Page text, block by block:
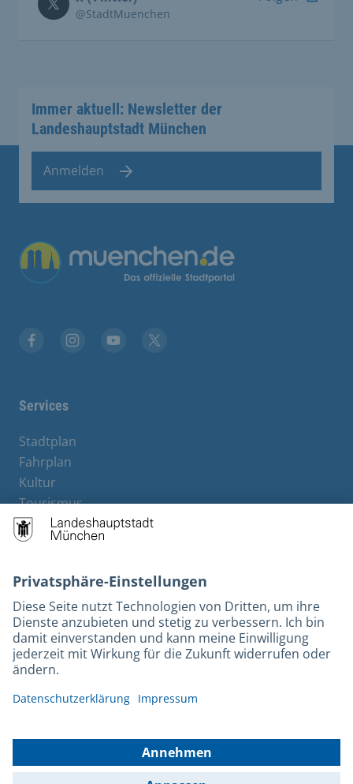
@StadtMuenchen
Immer aktuell: Newsletter der
Landeshauptstadt München
Anmelden
Services
Stadtplan
Fahrplan
Kultur
Tourismus
M-Strom
Bürgerservice
Kontakt
Barrierefreiheit
Leichte Sprache
Gebärdensprache
Kontakt